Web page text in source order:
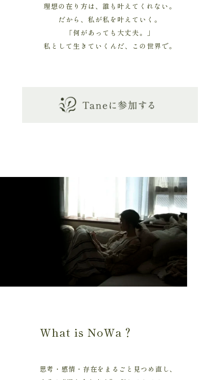
理想の在り方は、誰も叶えてくれない。
だから、私が私を叶えていく。
「何があっても大丈夫。」
私として生きていくんだ、この世界で。
What is NoWa？
思考・感情・存在をまるごと見つめ直し、